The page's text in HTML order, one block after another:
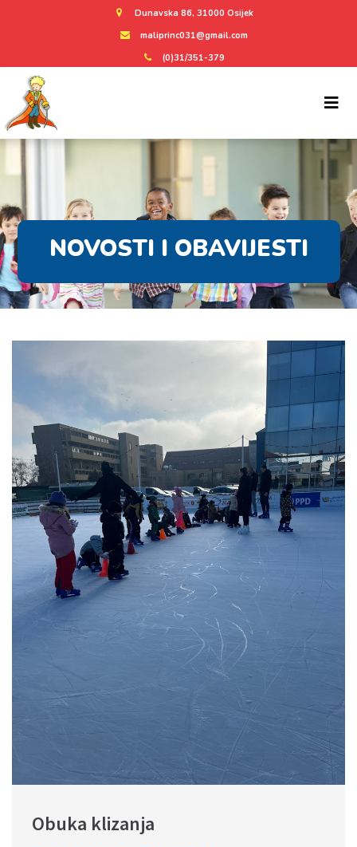
Dunavska 86, 31000 Osijek
maliprinc031@gmail.com
(0)31/351-379
NOVOSTI I OBAVIJESTI
Obuka klizanja